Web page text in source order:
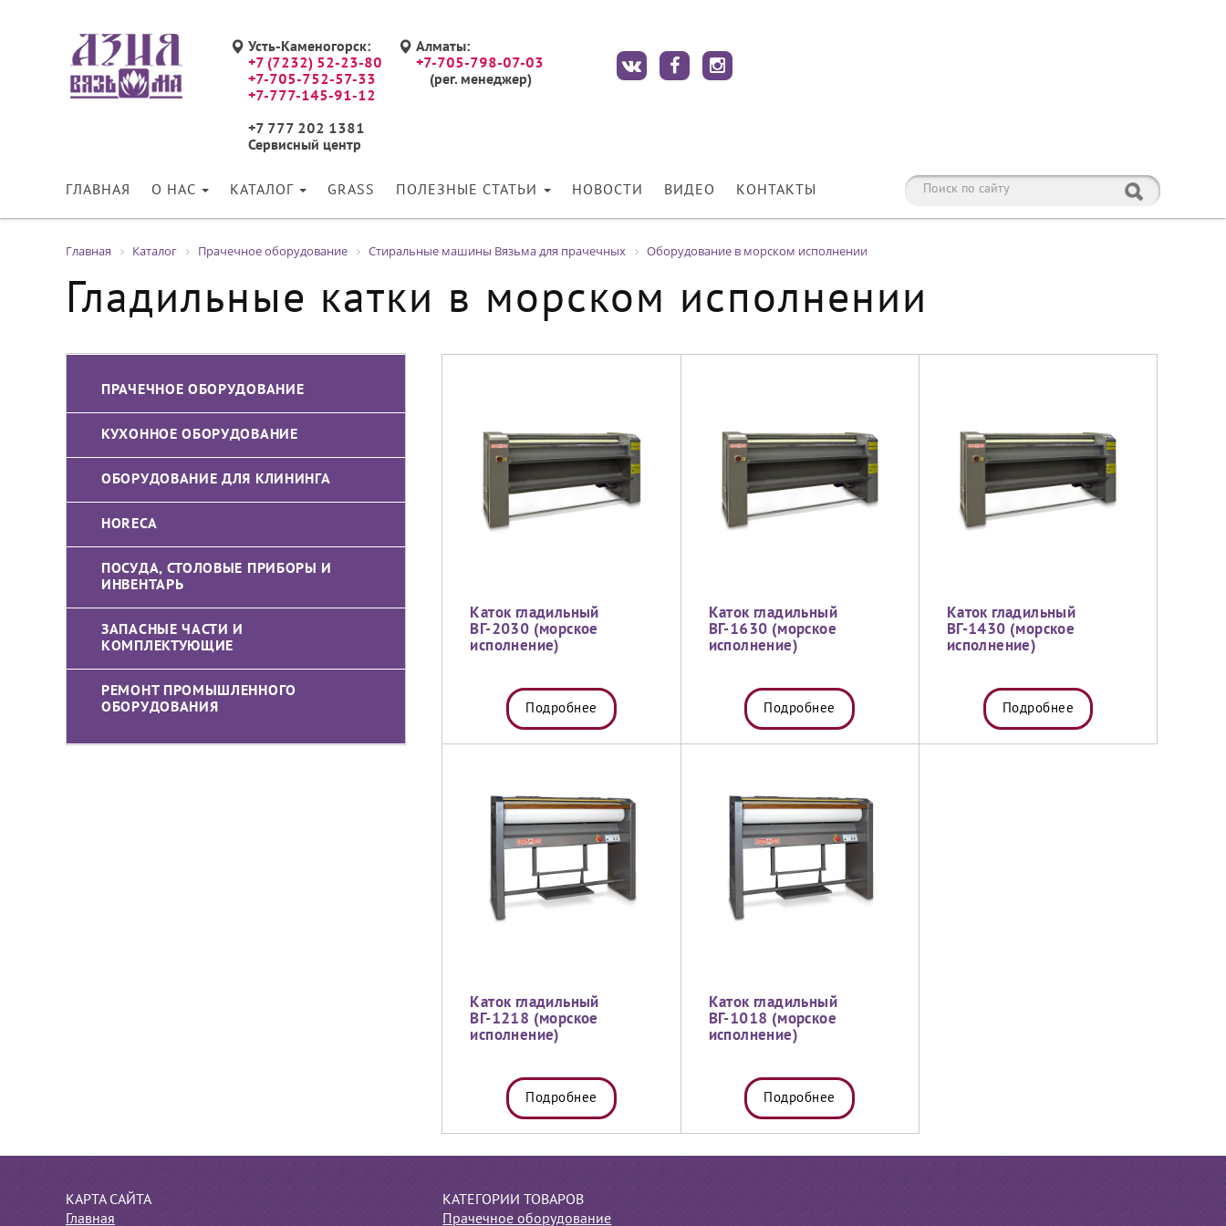
Усть-Каменогорск:
+7 (7232) 52-23-80
+7-705-752-57-33
+7-777-145-91-12
+7 777 202 1381
Сервисный центр
Алматы:
+7-705-798-07-03
(рег. менеджер)
ГЛАВНАЯ О НАС КАТАЛОГ GRASS ПОЛЕЗНЫЕ СТАТЬИ НОВОСТИ ВИДЕО КОНТАКТЫ
Главная Каталог Прачечное оборудование Стиральные машины Вязьма для прачечных Оборудование в морском исполнении
Гладильные катки в морском исполнении
ПРАЧЕЧНОЕ ОБОРУДОВАНИЕ
КУХОННОЕ ОБОРУДОВАНИЕ
ОБОРУДОВАНИЕ ДЛЯ КЛИНИНГА
HORECA
ПОСУДА, СТОЛОВЫЕ ПРИБОРЫ И
ИНВЕНТАРЬ
ЗАПАСНЫЕ ЧАСТИ И
КОМПЛЕКТУЮЩИЕ
РЕМОНТ ПРОМЫШЛЕННОГО
ОБОРУДОВАНИЯ
Каток гладильный
ВГ-2030 (морское
исполнение)
Подробнее
Каток гладильный
ВГ-1630 (морское
исполнение)
Подробнее
Каток гладильный
ВГ-1430 (морское
исполнение)
Подробнее
Каток гладильный
ВГ-1218 (морское
исполнение)
Подробнее
Каток гладильный
ВГ-1018 (морское
исполнение)
Подробнее
КАРТА САЙТА
Главная
КАТЕГОРИИ ТОВАРОВ
Прачечное оборудование